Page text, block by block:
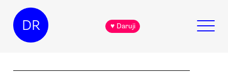
DR ♥ Daruji